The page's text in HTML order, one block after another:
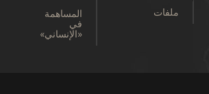
ملفات
المساهمة
في
«الإنساني»